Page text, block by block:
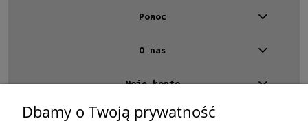
Pomoc
O nas
Moje konto
Kontakt
Dbamy o Twoją prywatność